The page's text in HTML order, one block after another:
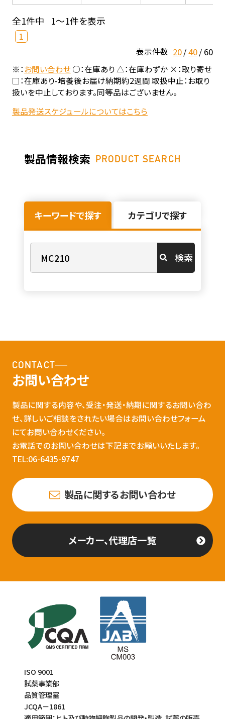
全1件中 1～1件を表示
1
表示件数 20 40 60
※：お問い合わせ○：在庫あり △：在庫わずか ×：取り寄せ
□：在庫あり-培養後お届け納期約2週間 取扱中止：お取り
扱いを中止しております。同等品はございません。
製品発送スケジュールについてはこちら
製品情報検索 PRODUCT SEARCH
キーワードで探す カテゴリで探す
検索
CONTACT
お問い合わせ
製品に関する内容や、受注・発送・納期に関するお問い合わ
せ、詳しいご相談をされたい場合はお問い合わせフォーム
にてお問い合わせください。
お電話でのお問い合わせは下記までお願いいたします。
TEL:06-6435-9747
製品に関するお問い合わせ
メーカー、代理店一覧
ISO 9001
試薬事業部
品質管理室
JCQA－1861